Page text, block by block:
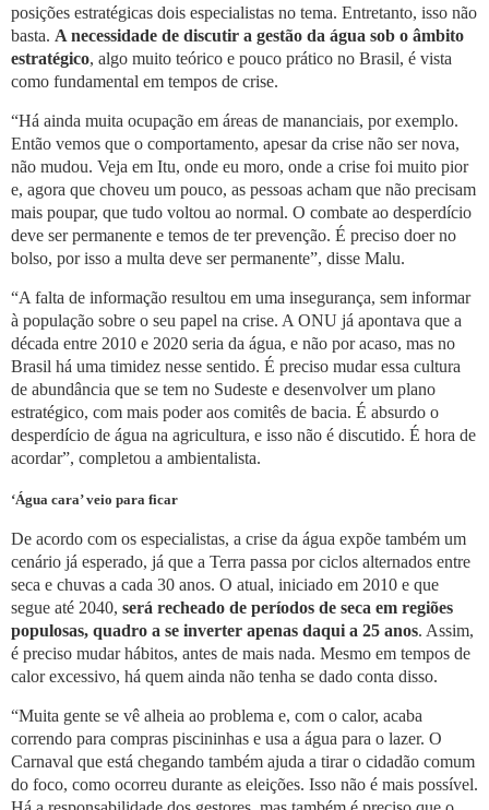
posições estratégicas dois especialistas no tema. Entretanto, isso não
basta. A necessidade de discutir a gestão da água sob o âmbito
estratégico, algo muito teórico e pouco prático no Brasil, é vista
como fundamental em tempos de crise.
“Há ainda muita ocupação em áreas de mananciais, por exemplo.
Então vemos que o comportamento, apesar da crise não ser nova,
não mudou. Veja em Itu, onde eu moro, onde a crise foi muito pior
e, agora que choveu um pouco, as pessoas acham que não precisam
mais poupar, que tudo voltou ao normal. O combate ao desperdício
deve ser permanente e temos de ter prevenção. É preciso doer no
bolso, por isso a multa deve ser permanente”, disse Malu.
“A falta de informação resultou em uma insegurança, sem informar
à população sobre o seu papel na crise. A ONU já apontava que a
década entre 2010 e 2020 seria da água, e não por acaso, mas no
Brasil há uma timidez nesse sentido. É preciso mudar essa cultura
de abundância que se tem no Sudeste e desenvolver um plano
estratégico, com mais poder aos comitês de bacia. É absurdo o
desperdício de água na agricultura, e isso não é discutido. É hora de
acordar”, completou a ambientalista.
‘Água cara’ veio para ficar
De acordo com os especialistas, a crise da água expõe também um
cenário já esperado, já que a Terra passa por ciclos alternados entre
seca e chuvas a cada 30 anos. O atual, iniciado em 2010 e que
segue até 2040, será recheado de períodos de seca em regiões
populosas, quadro a se inverter apenas daqui a 25 anos. Assim,
é preciso mudar hábitos, antes de mais nada. Mesmo em tempos de
calor excessivo, há quem ainda não tenha se dado conta disso.
“Muita gente se vê alheia ao problema e, com o calor, acaba
correndo para compras piscininhas e usa a água para o lazer. O
Carnaval que está chegando também ajuda a tirar o cidadão comum
do foco, como ocorreu durante as eleições. Isso não é mais possível.